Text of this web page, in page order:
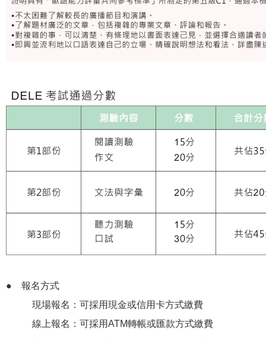
●
報名方式
現場報名：可採用現金或信用卡方式繳費
線上報名：可採用ATM轉帳或匯款方式繳費